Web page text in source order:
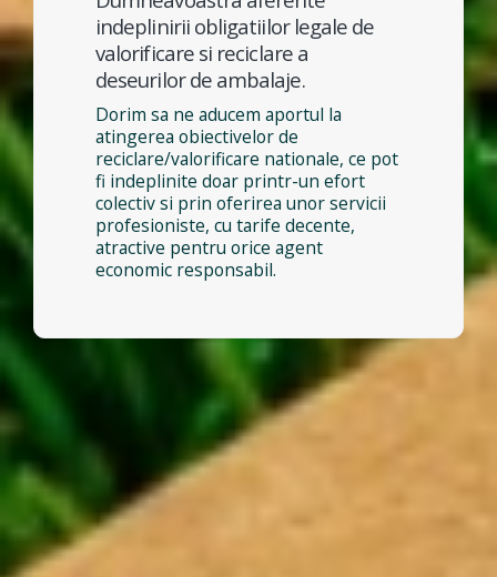
indeplinirii obligatiilor legale de
valorificare si reciclare a
deseurilor de ambalaje.
Dorim sa ne aducem aportul la
atingerea obiectivelor de
reciclare/valorificare nationale, ce pot
fi indeplinite doar printr-un efort
colectiv si prin oferirea unor servicii
profesioniste, cu tarife decente,
atractive pentru orice agent
economic responsabil.